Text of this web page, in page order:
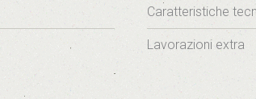
Caratteristiche
Lavorazioni extra